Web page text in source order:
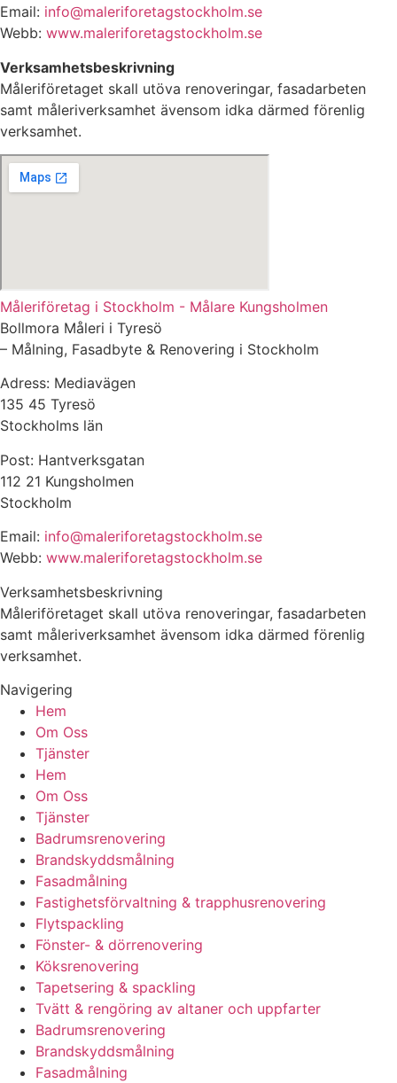
Email: info@maleriforetagstockholm.se
Webb: www.maleriforetagstockholm.se
Verksamhetsbeskrivning
Måleriföretaget skall utöva renoveringar, fasadarbeten
samt måleriverksamhet ävensom idka därmed förenlig
verksamhet.
Måleriföretag i Stockholm - Målare Kungsholmen
Bollmora Måleri i Tyresö
– Målning, Fasadbyte & Renovering i Stockholm
Adress: Mediavägen
135 45 Tyresö
Stockholms län
Post: Hantverksgatan
112 21 Kungsholmen
Stockholm
Email: info@maleriforetagstockholm.se
Webb: www.maleriforetagstockholm.se
Verksamhetsbeskrivning
Måleriföretaget skall utöva renoveringar, fasadarbeten
samt måleriverksamhet ävensom idka därmed förenlig
verksamhet.
Navigering
Hem
Om Oss
Tjänster
Hem
Om Oss
Tjänster
Badrumsrenovering
Brandskyddsmålning
Fasadmålning
Fastighetsförvaltning & trapphusrenovering
Flytspackling
Fönster- & dörrenovering
Köksrenovering
Tapetsering & spackling
Tvätt & rengöring av altaner och uppfarter
Badrumsrenovering
Brandskyddsmålning
Fasadmålning